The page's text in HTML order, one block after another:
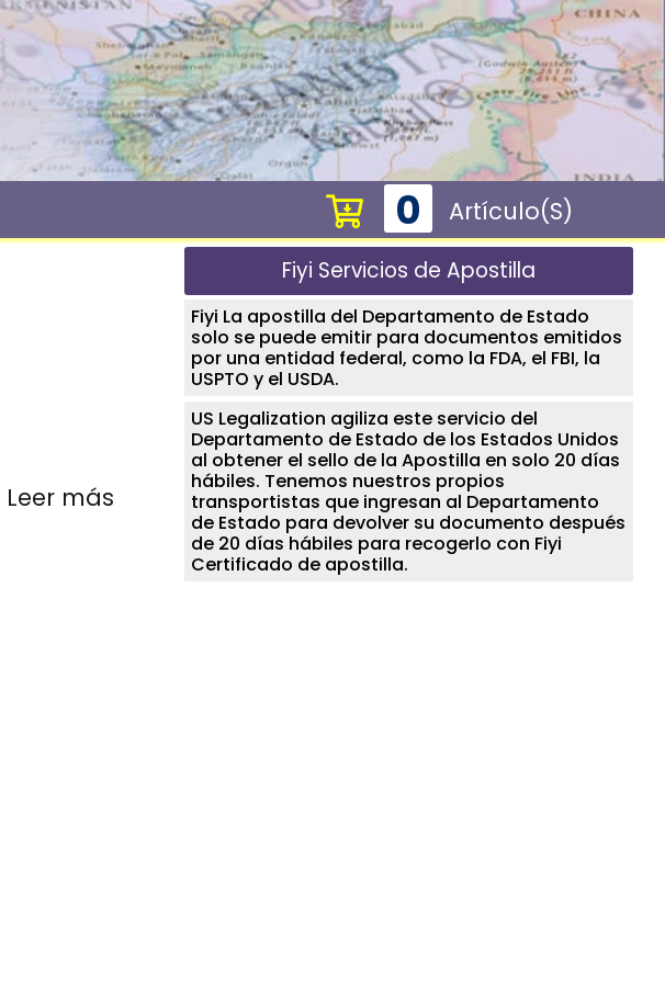
0 Artículo(s)
Leer más
Fiyi Servicios de Apostilla
Fiyi La apostilla del Departamento de Estado
solo se puede emitir para documentos emitidos
por una entidad federal, como la FDA, el FBI, la
USPTO y el USDA.
US Legalization agiliza este servicio del
Departamento de Estado de los Estados Unidos
al obtener el sello de la Apostilla en solo 20 días
hábiles. Tenemos nuestros propios
transportistas que ingresan al Departamento
de Estado para devolver su documento después
de 20 días hábiles para recogerlo con Fiyi
Certificado de apostilla.